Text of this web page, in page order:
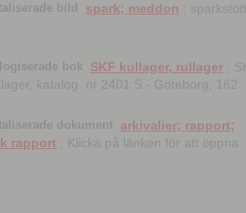
bild spark; meddon ;
bok SKF kullager, rullager ;
katalog. nr 2401 S.- Göteborg, 162
dokument arkivalier; rapport;
rapport ; Klicka på länken för att öppna